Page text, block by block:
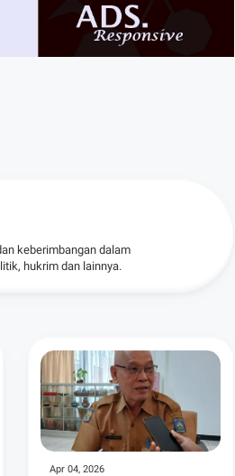
keberimbangan dalam
hukrim dan lainnya.
Apr 04, 2026